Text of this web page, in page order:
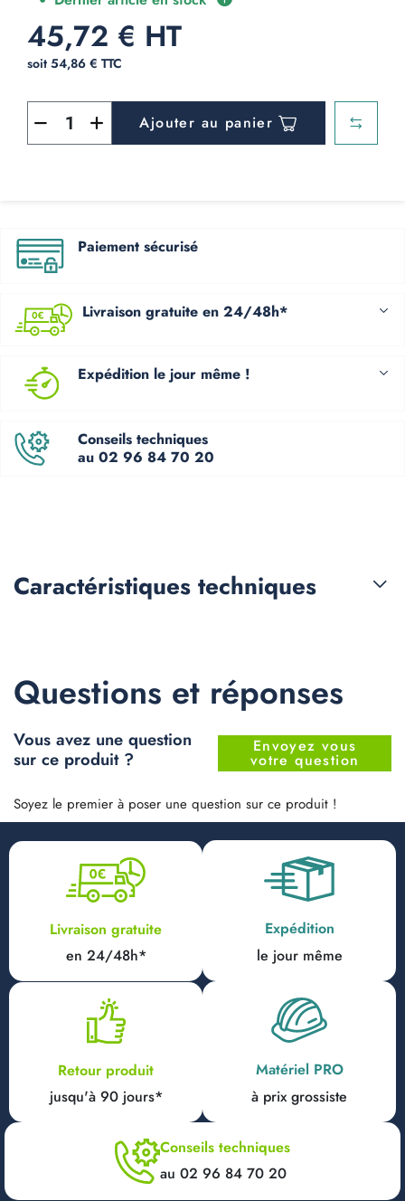
45,72 € HT
soit 54,86 € TTC
Ajouter au panier
Paiement sécurisé
Livraison gratuite en 24/48h*
Expédition le jour même !
Conseils techniques
au 02 96 84 70 20
Caractéristiques techniques
Questions et réponses
Vous avez une question
sur ce produit ?
Envoyez vous
votre question
Soyez le premier à poser une question sur ce produit !
Livraison gratuite
en 24/48h*
Expédition
le jour même
Retour produit
jusqu'à 90 jours*
Matériel PRO
à prix grossiste
Conseils techniques
au 02 96 84 70 20